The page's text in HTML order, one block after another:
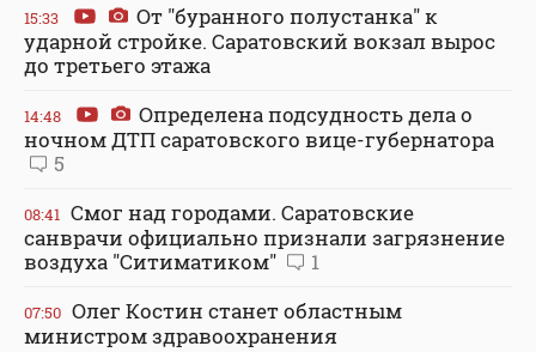
15:33
От "буранного полустанка" к
ударной стройке. Саратовский вокзал вырос
до третьего этажа
14:48
Определена подсудность дела о
ночном ДТП саратовского вице-губернатора
5
08:41 Смог над городами. Саратовские
санврачи официально признали загрязнение
воздуха "Ситиматиком"
1
07:50 Олег Костин станет областным
министром здравоохранения